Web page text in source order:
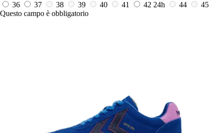
36
37 38 39 40 41 42 24h 44
45
Questo campo è obbligatorio